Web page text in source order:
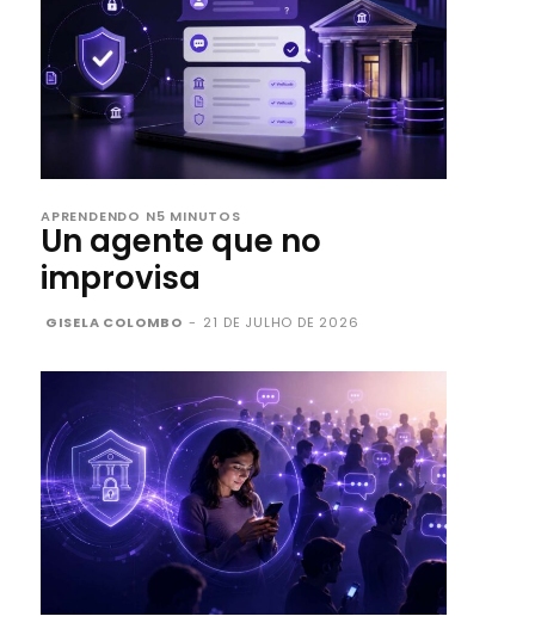
APRENDENDO N5 MINUTOS
Un agente que no
improvisa
GISELA COLOMBO - 21 DE JULHO DE 2026